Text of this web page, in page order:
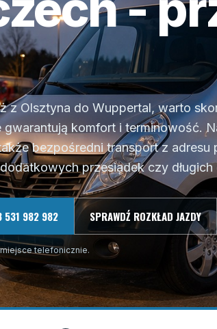
z Olsztyna do Wuppertal, warto
komfort i terminowość.
bezpośredni transport z adresu
przesiadek czy
531 982 982 SPRAWDŹ ROZKŁAD JAZDY
telefonicznie.